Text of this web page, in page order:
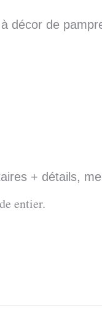
décor de
+ détails,
entier.